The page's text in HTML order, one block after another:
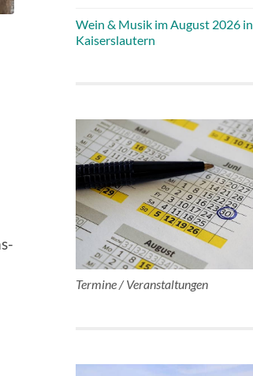
Wein & Musik im August 2026 in
Kaiserslautern
Termine / Veranstaltungen